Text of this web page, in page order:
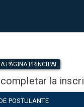
PÁGINA PRINCIPAL
la
POSTULANTE